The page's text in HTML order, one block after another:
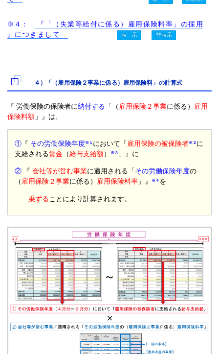
※４：
『「（失業等給付に係る）雇用保険料率」の採用
』につきまして
４）「（雇用保険２事業に係る）雇用保険料」の計算式
『 労働保険の保険者に納付する 「（雇用保険２事業に係る） 雇用
保険料額 」』は、
① 『 その労働保険年度※１ において「 雇用保険の被保険者※２ に
支給される賃金 （給与支給額） ※３ 」』に
② 『会社等が営む事業に適用される「その労働保険年度の
（ 雇用保険２事業に係る） 雇用保険料率 」』 ※４ を
乗ずることにより計算されます。